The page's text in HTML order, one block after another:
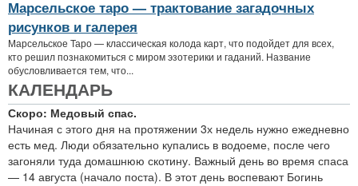
Марсельское таро — трактование загадочных
рисунков и галерея
Марсельское Таро — классическая колода карт, что подойдет для всех,
кто решил познакомиться с миром эзотерики и гаданий. Название
обусловливается тем, что...
КАЛЕНДАРЬ
Скоро: Медовый спас.
Начиная с этого дня на протяжении 3х недель нужно ежедневно
есть мед. Люди обязательно купались в водоеме, после чего
загоняли туда домашнюю скотину. Важный день во время спаса
— 14 августа (начало поста). В этот день воспевают Богинь